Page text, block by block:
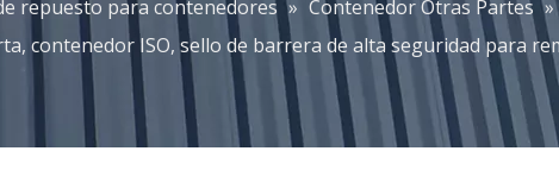
repuesto para contenedores » Contenedor Otras Partes »
contenedor ISO, sello de barrera de alta seguridad para